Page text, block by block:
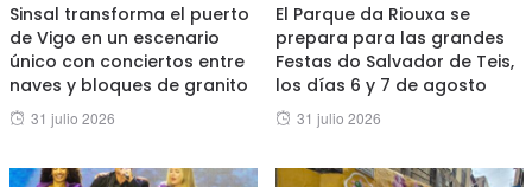
Sinsal transforma el puerto
de Vigo en un escenario
único con conciertos entre
naves y bloques de granito
Posted
31 julio 2026
El Parque da Riouxa se
prepara para las grandes
Festas do Salvador de Teis,
los días 6 y 7 de agosto
Posted
31 julio 2026